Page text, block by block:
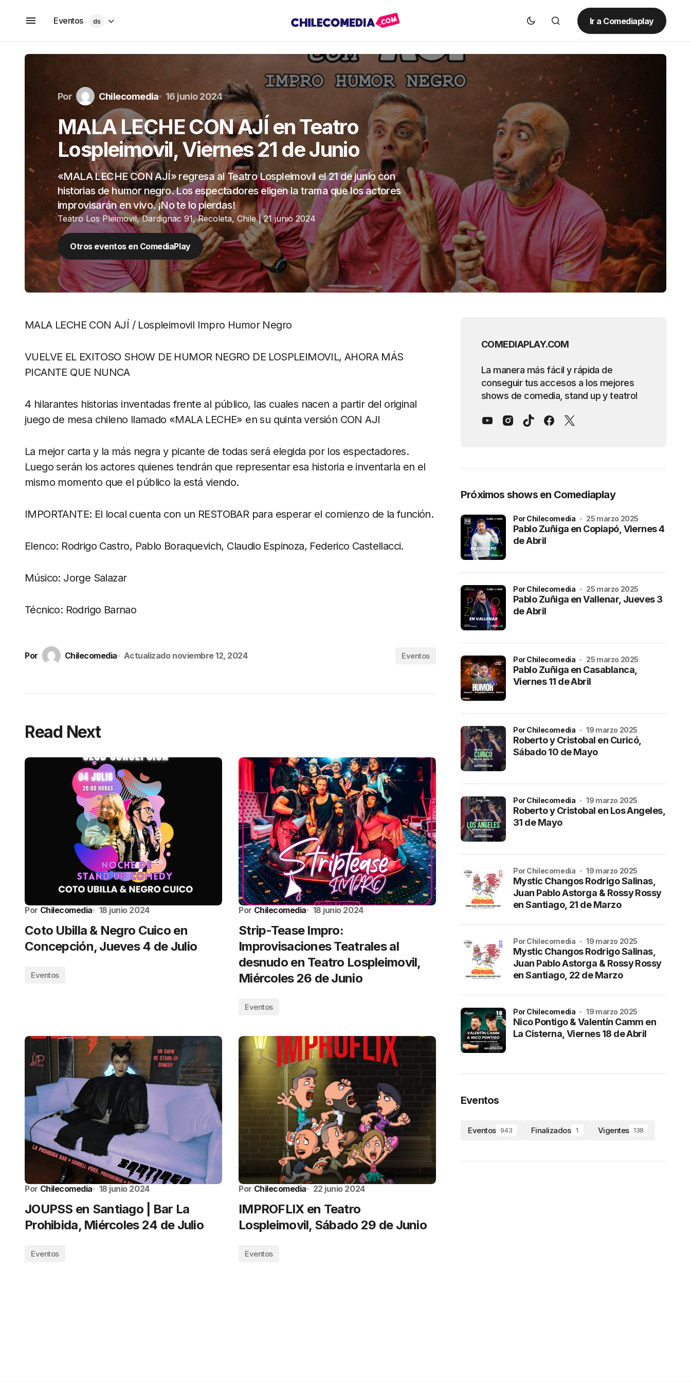
Eventos ds Ir a Comediaplay
Por Chilecomedia 16 junio 2024
MALA LECHE CON AJÍ en Teatro
Lospleimovil, Viernes 21 de Junio
«MALA LECHE CON AJÍ» regresa al Teatro Lospleimovil el 21 de junio con
historias de humor negro. Los espectadores eligen la trama que los actores
improvisarán en vivo. ¡No te lo pierdas!
Teatro Los Pleimovil, Dardignac 91, Recoleta, Chile | 21 junio 2024
Otros eventos en ComediaPlay
MALA LECHE CON AJÍ / Lospleimovil Impro Humor Negro
VUELVE EL EXITOSO SHOW DE HUMOR NEGRO DE LOSPLEIMOVIL, AHORA MÁS
PICANTE QUE NUNCA
4 hilarantes historias inventadas frente al público, las cuales nacen a partir del original
juego de mesa chileno llamado «MALA LECHE» en su quinta versión CON AJI
La mejor carta y la más negra y picante de todas será elegida por los espectadores.
Luego serán los actores quienes tendrán que representar esa historia e inventarla en el
mismo momento que el público la está viendo.
IMPORTANTE: El local cuenta con un RESTOBAR para esperar el comienzo de la función.
Elenco: Rodrigo Castro, Pablo Boraquevich, Claudio Espinoza, Federico Castellacci.
Músico: Jorge Salazar
Técnico: Rodrigo Barnao
Por Chilecomedia Actualizado noviembre 12, 2024 Eventos
Read Next
Por Chilecomedia 18 junio 2024
Coto Ubilla & Negro Cuico en
Concepción, Jueves 4 de Julio
Eventos
Por Chilecomedia 18 junio 2024
Strip-Tease Impro:
Improvisaciones Teatrales al
desnudo en Teatro Lospleimovil,
Miércoles 26 de Junio
Eventos
Por Chilecomedia 18 junio 2024
JOUPSS en Santiago | Bar La
Prohibida, Miércoles 24 de Julio
Eventos
Por Chilecomedia 22 junio 2024
IMPROFLIX en Teatro
Lospleimovil, Sábado 29 de Junio
Eventos
COMEDIAPLAY.COM
La manera más fácil y rápida de
conseguir tus accesos a los mejores
shows de comedia, stand up y teatro!
Próximos shows en Comediaplay
Pablo Zuñiga en Copiapó, Viernes 4
de Abril
por Chilecomedia 25 marzo 2025
Pablo Zuñiga en Vallenar, Jueves 3
de Abril
por Chilecomedia 25 marzo 2025
Pablo Zuñiga en Casablanca,
Viernes 11 de Abril
por Chilecomedia 25 marzo 2025
Roberto y Cristobal en Curicó,
Sábado 10 de Mayo
por Chilecomedia 19 marzo 2025
Roberto y Cristobal en Los Angeles,
31 de Mayo
por Chilecomedia 19 marzo 2025
Mystic Changos Rodrigo Salinas,
Juan Pablo Astorga & Rossy Rossy
en Santiago, 21 de Marzo
por Chilecomedia 19 marzo 2025
Mystic Changos Rodrigo Salinas,
Juan Pablo Astorga & Rossy Rossy
en Santiago, 22 de Marzo
por Chilecomedia 19 marzo 2025
Nico Pontigo & Valentín Camm en
La Cisterna, Viernes 18 de Abril
por Chilecomedia 19 marzo 2025
Eventos
Eventos 943 Finalizados 1 Vigentes 138